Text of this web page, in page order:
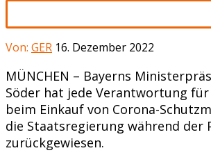
Von: GER 16. Dezember 2022
MÜNCHEN – Bayerns
Söder hat jede Verantwortung
beim Einkauf von Corona-
die Staatsregierung während der
zurückgewiesen.